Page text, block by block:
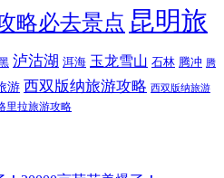
略必去景点 昆明旅
泸沽湖 洱海 玉龙雪山 石林 腾冲 腾
游 西双版纳旅游攻略 西双版纳旅游
里拉旅游攻略